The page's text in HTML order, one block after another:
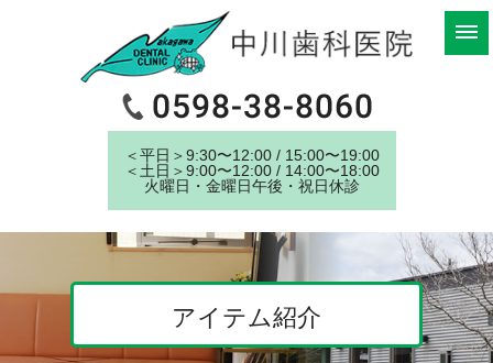
＜平⽇＞9:30〜12:00 / 15:00〜19:00
＜⼟⽇＞9:00〜12:00 / 14:00〜18:00
⽕曜⽇・⾦曜⽇午後・祝⽇休診
アイテム紹介